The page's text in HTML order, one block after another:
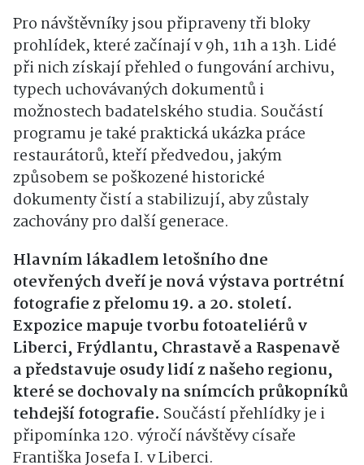
Pro návštěvníky jsou připraveny tři bloky
prohlídek, které začínají v 9h, 11h a 13h. Lidé
při nich získají přehled o fungování archivu,
typech uchovávaných dokumentů i
možnostech badatelského studia. Součástí
programu je také praktická ukázka práce
restaurátorů, kteří předvedou, jakým
způsobem se poškozené historické
dokumenty čistí a stabilizují, aby zůstaly
zachovány pro další generace.
Hlavním lákadlem letošního dne
otevřených dveří je nová výstava portrétní
fotografie z přelomu 19. a 20. století.
Expozice mapuje tvorbu fotoateliérů v
Liberci, Frýdlantu, Chrastavě a Raspenavě
a představuje osudy lidí z našeho regionu,
které se dochovaly na snímcích průkopníků
tehdejší fotografie. Součástí přehlídky je i
připomínka 120. výročí návštěvy císaře
Františka Josefa I. v Liberci.